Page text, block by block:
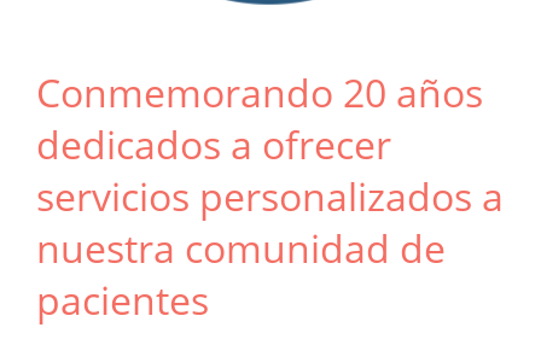
Conmemorando 20 años
dedicados a ofrecer
servicios personalizados a
nuestra comunidad de
pacientes